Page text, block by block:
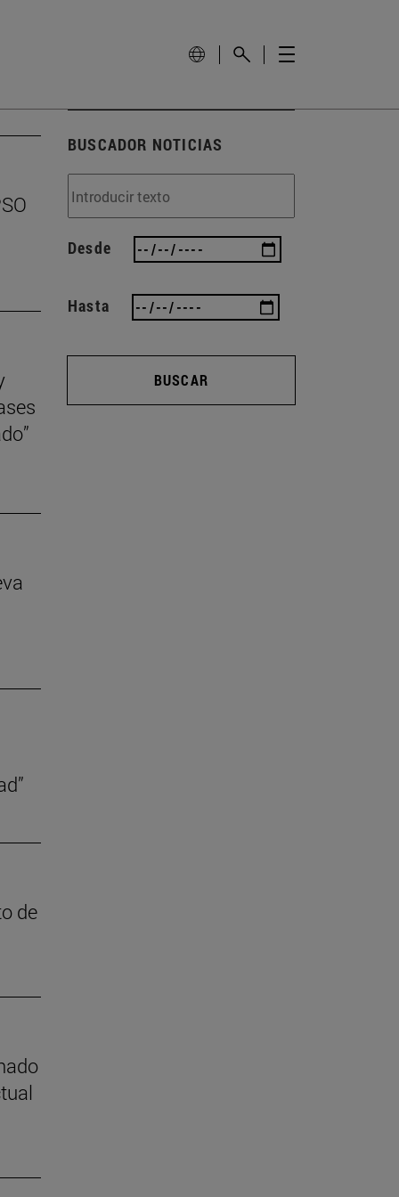
de
BUSCADOR NOTICIAS
Desde
Hasta
BUSCAR